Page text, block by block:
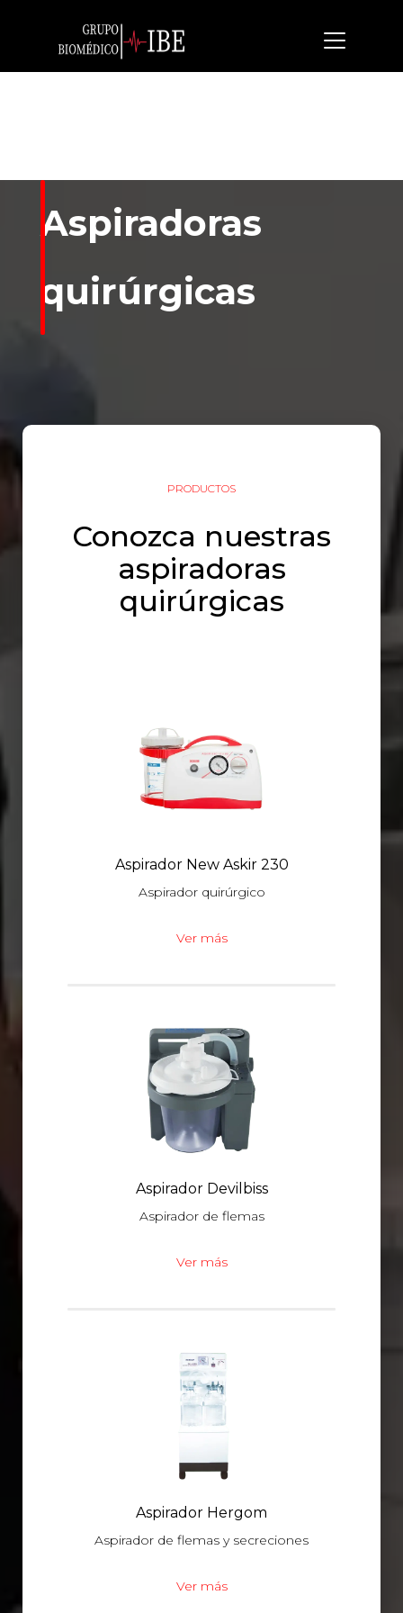
Aspiradoras
quirúrgicas
PRODUCTOS
Conozca nuestras
aspiradoras
quirúrgicas
Aspirador New Askir 230
Aspirador quirúrgico
Ver más
Aspirador Devilbiss
Aspirador de flemas
Ver más
Aspirador Hergom
Aspirador de flemas y secreciones
Ver más